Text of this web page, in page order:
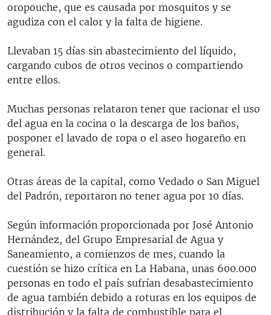
oropouche, que es causada por mosquitos y se
agudiza con el calor y la falta de higiene.
Llevaban 15 días sin abastecimiento del líquido,
cargando cubos de otros vecinos o compartiendo
entre ellos.
Muchas personas relataron tener que racionar el uso
del agua en la cocina o la descarga de los baños,
posponer el lavado de ropa o el aseo hogareño en
general.
Otras áreas de la capital, como Vedado o San Miguel
del Padrón, reportaron no tener agua por 10 días.
Según información proporcionada por José Antonio
Hernández, del Grupo Empresarial de Agua y
Saneamiento, a comienzos de mes, cuando la
cuestión se hizo crítica en La Habana, unas 600.000
personas en todo el país sufrían desabastecimiento
de agua también debido a roturas en los equipos de
distribución y la falta de combustible para el